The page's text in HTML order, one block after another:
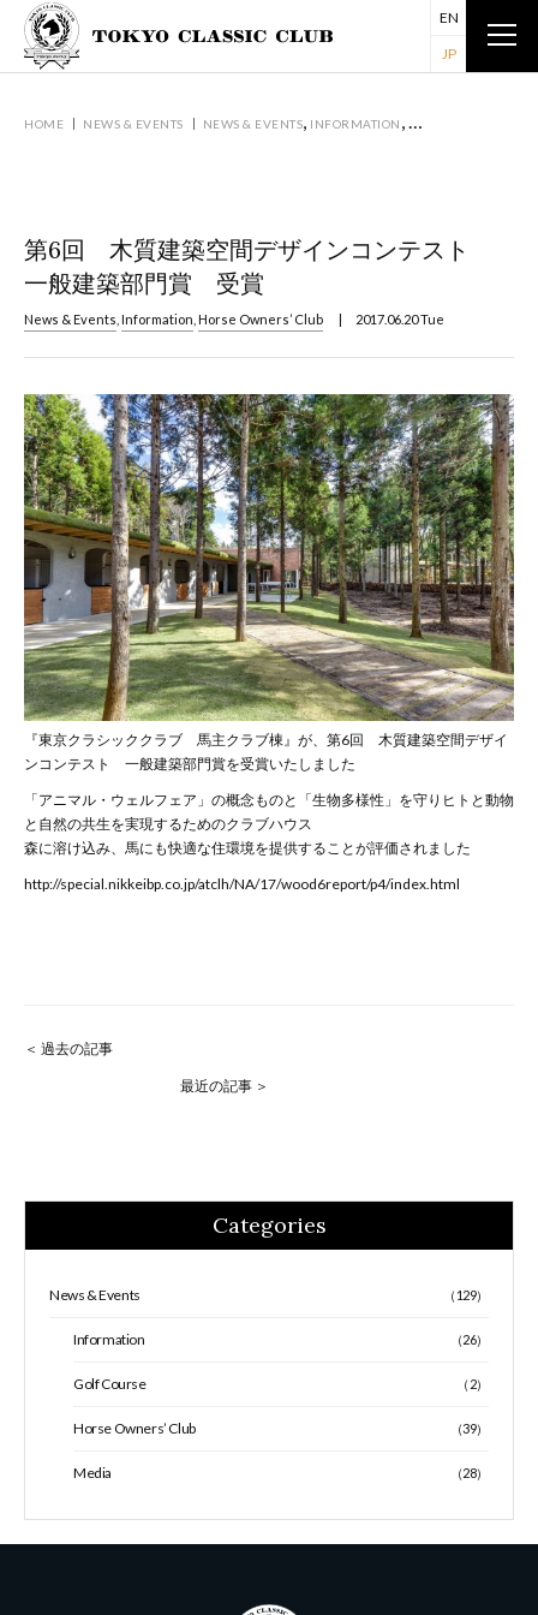
EN
JP
HOME NEWS & EVENTS NEWS & EVENTS, INFORMATION , HORSE OWNERS’
第6回 木質建築空間デザインコンテスト
一般建築部門賞 受賞
News & Events Information Horse Owners’ Club | 2017.06.20 Tue
『東京クラシッククラブ 馬主クラブ棟』が、第6回 木質建築空間デザイ
ンコンテスト 一般建築部門賞を受賞いたしました
「アニマル・ウェルフェア」の概念ものと「生物多様性」を守りヒトと動物
と自然の共生を実現するためのクラブハウス
森に溶け込み、馬にも快適な住環境を提供することが評価されました
http://special.nikkeibp.co.jp/atclh/NA/17/wood6report/p4/index.html
＜ 過去の記事
最近の記事 ＞
Categories
News & Events （129）
Information （26）
Golf Course （2）
Horse Owners’ Club （39）
Media （28）